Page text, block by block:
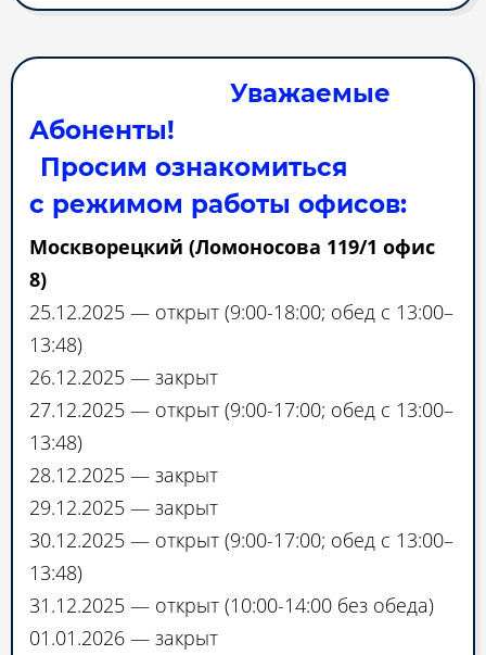
Уважаемые
Абоненты!
Просим ознакомиться
с режимом работы офисов:
Москворецкий (Ломоносова 119/1 офис
8)
25.12.2025 — открыт (9:00-18:00; обед с 13:00–
13:48)
26.12.2025 — закрыт
27.12.2025 — открыт (9:00-17:00; обед с 13:00–
13:48)
28.12.2025 — закрыт
29.12.2025 — закрыт
30.12.2025 — открыт (9:00-17:00; обед с 13:00–
13:48)
31.12.2025 — открыт (10:00-14:00 без обеда)
01.01.2026 — закрыт